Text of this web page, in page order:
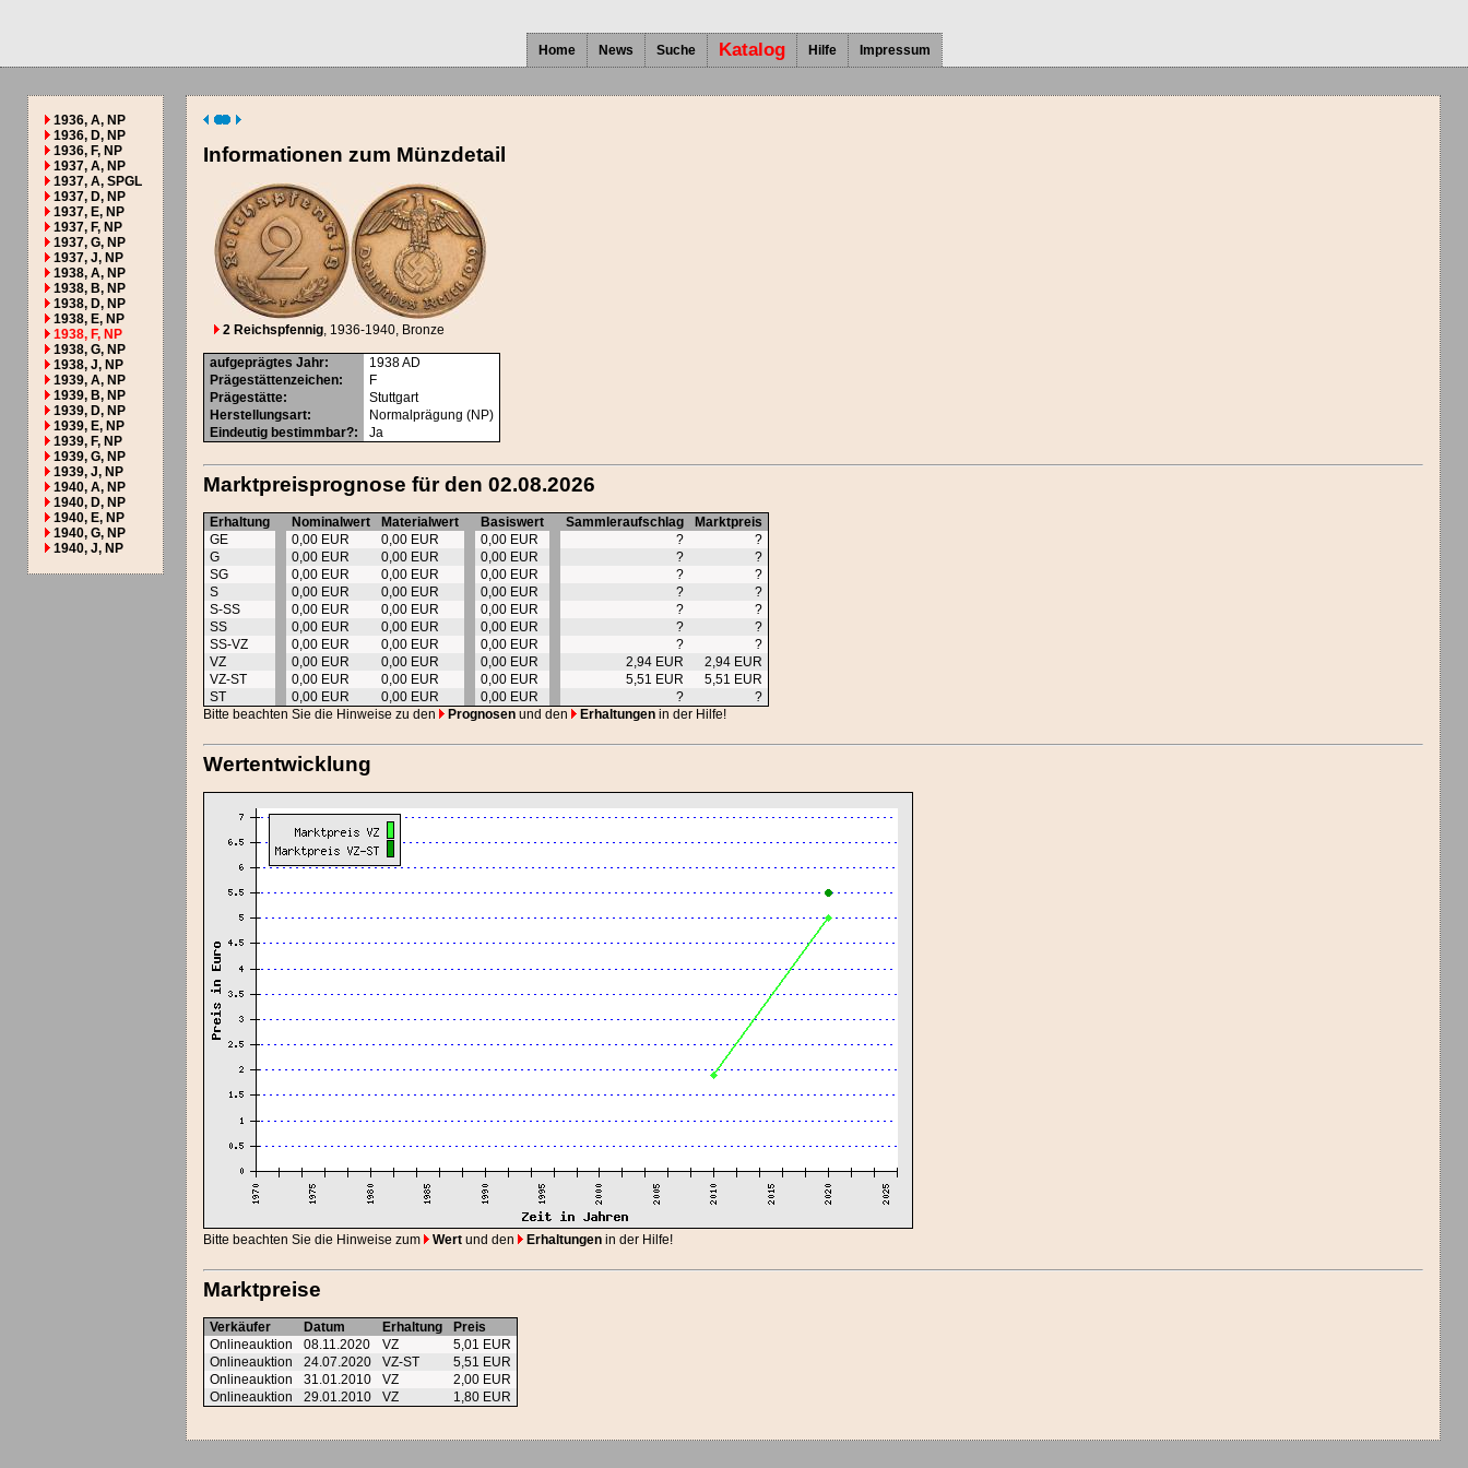
Home News Suche Katalog Hilfe Impressum
1936, A, NP
1936, D, NP
1936, F, NP
1937, A, NP
1937, A, SPGL
1937, D, NP
1937, E, NP
1937, F, NP
1937, G, NP
1937, J, NP
1938, A, NP
1938, B, NP
1938, D, NP
1938, E, NP
1938, F, NP
1938, G, NP
1938, J, NP
1939, A, NP
1939, B, NP
1939, D, NP
1939, E, NP
1939, F, NP
1939, G, NP
1939, J, NP
1940, A, NP
1940, D, NP
1940, E, NP
1940, G, NP
1940, J, NP
Informationen zum Münzdetail
2 Reichspfennig, 1936-1940, Bronze
aufgeprägtes Jahr: 1938AD
Prägestättenzeichen:
F
Prägestätte:
Stuttgart
Herstellungsart:
Normalprägung (NP)
Eindeutig bestimmbar?: Ja
Marktpreisprognose für den 02.08.2026
Erhaltung Nominalwert Materialwert Basiswert Sammleraufschlag
Marktpreis
GE
0,00 EUR 0,00 EUR 0,00 EUR ?
?
G
0,00 EUR 0,00 EUR 0,00 EUR ?
?
SG
0,00 EUR 0,00 EUR 0,00 EUR ?
?
S
0,00 EUR 0,00 EUR 0,00 EUR ?
?
S-SS
0,00 EUR 0,00 EUR 0,00 EUR ?
?
SS
0,00 EUR 0,00 EUR 0,00 EUR ?
?
SS-VZ
0,00 EUR 0,00 EUR 0,00 EUR ?
?
VZ
0,00 EUR 0,00 EUR 0,00 EUR 2,94 EUR
2,94 EUR
VZ-ST
0,00 EUR 0,00 EUR 0,00 EUR 5,51 EUR
5,51 EUR
ST
0,00 EUR 0,00 EUR 0,00 EUR ?
?
Bitte beachten Sie die Hinweise zu den
Prognosen und den Erhaltungen in der Hilfe!
Wertentwicklung
Bitte beachten Sie die Hinweise zum Wert und den Erhaltungen in der Hilfe!
Marktpreise
Verkäufer Datum Erhaltung
Preis
Onlineauktion
08.11.2020 VZ
5,01 EUR
Onlineauktion
24.07.2020 VZ-ST
5,51 EUR
Onlineauktion
31.01.2010 VZ
2,00 EUR
Onlineauktion
29.01.2010 VZ 1,80 EUR